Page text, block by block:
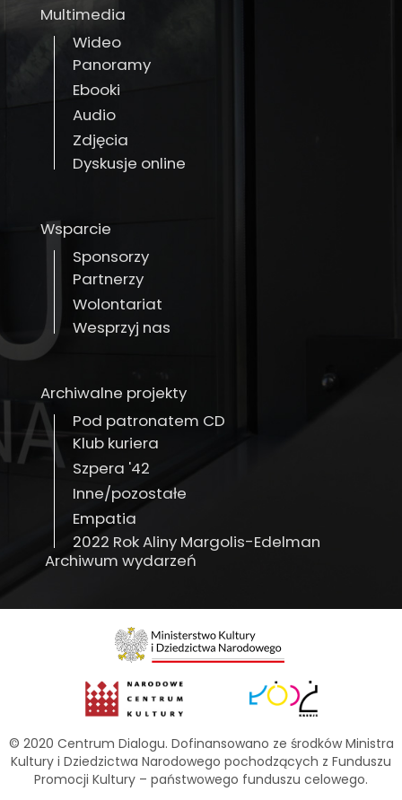
Multimedia
Wideo
Panoramy
Ebooki
Audio
Zdjęcia
Dyskusje online
Wsparcie
Sponsorzy
Partnerzy
Wolontariat
Wesprzyj nas
Archiwalne projekty
Pod patronatem CD
Klub kuriera
Szpera '42
Inne/pozostałe
Empatia
2022 Rok Aliny Margolis-Edelman
Archiwum wydarzeń
© 2020 Centrum Dialogu. Dofinansowano ze środków Ministra
Kultury i Dziedzictwa Narodowego pochodzących z Funduszu
Promocji Kultury – państwowego funduszu celowego.